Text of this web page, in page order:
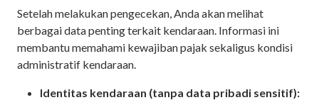
Setelah melakukan pengecekan, Anda akan melihat
berbagai data penting terkait kendaraan. Informasi ini
membantu memahami kewajiban pajak sekaligus kondisi
administratif kendaraan.
Identitas kendaraan (tanpa data pribadi sensitif):